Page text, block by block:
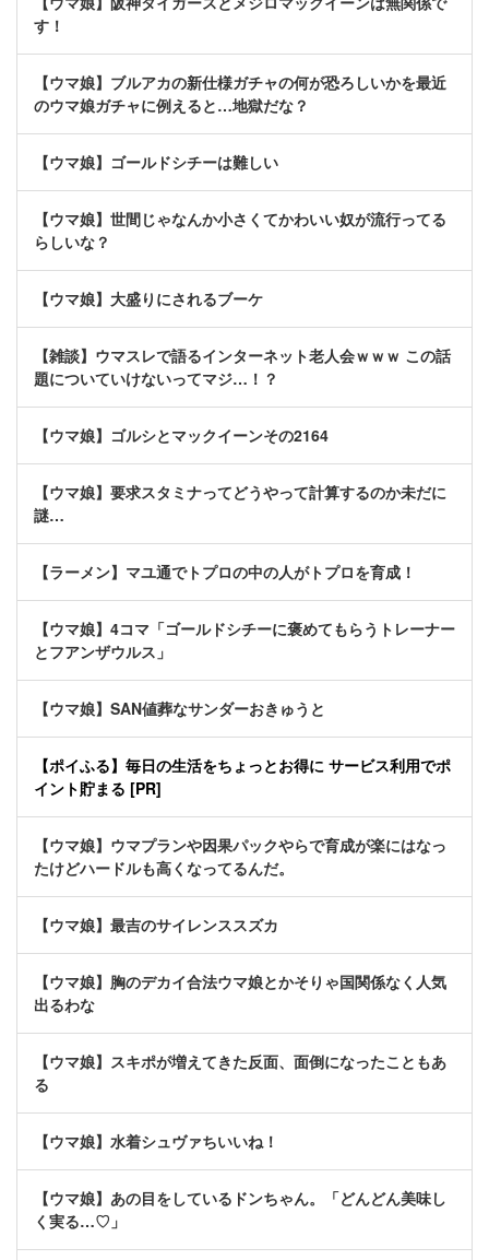
す！
【ウマ娘】ブルアカの新仕様ガチャの何が恐ろしいかを最近
のウマ娘ガチャに例えると…地獄だな？
【ウマ娘】ゴールドシチーは難しい
【ウマ娘】世間じゃなんか小さくてかわいい奴が流行ってる
らしいな？
【ウマ娘】大盛りにされるブーケ
【雑談】ウマスレで語るインターネット老人会ｗｗｗ この話
題についていけないってマジ…！？
【ウマ娘】ゴルシとマックイーンその2164
【ウマ娘】要求スタミナってどうやって計算するのか未だに
謎…
【ラーメン】マユ通でトプロの中の人がトプロを育成！
【ウマ娘】4コマ「ゴールドシチーに褒めてもらうトレーナー
とフアンザウルス」
【ウマ娘】SAN値葬なサンダーおきゅうと
【ポイふる】毎日の生活をちょっとお得に サービス利用でポ
イント貯まる [PR]
【ウマ娘】ウマプランや因果パックやらで育成が楽にはなっ
たけどハードルも高くなってるんだ。
【ウマ娘】最吉のサイレンススズカ
【ウマ娘】胸のデカイ合法ウマ娘とかそりゃ国関係なく人気
出るわな
【ウマ娘】スキポが増えてきた反面、面倒になったこともあ
る
【ウマ娘】水着シュヴァちいいね！
【ウマ娘】あの目をしているドンちゃん。「どんどん美味し
く実る…♡」